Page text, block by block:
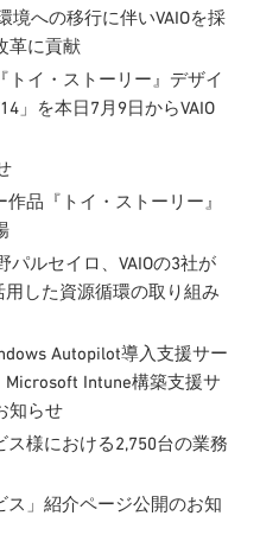
境への移行に伴いVAIOを採
革に貢献
トイ・ストーリー』デザイ
」を本日7月9日からVAIO
品『トイ・ストーリー』
パルセイロ、VAIOの3社が
用した資源循環の取り組み
Autopilot導入支援サー
Intune構築支援サ
知らせ
ス様における2,750台の業務
ス」紹介ページ公開のお知